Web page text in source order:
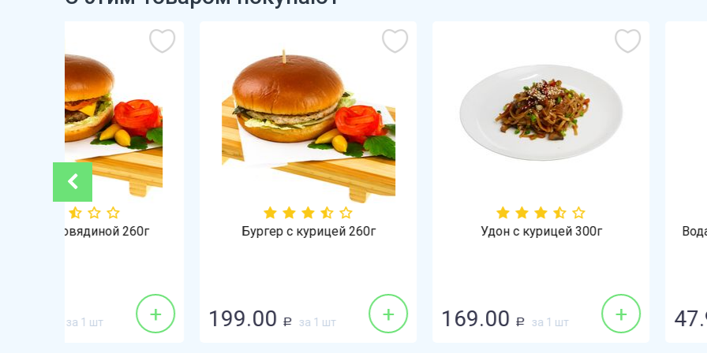
Бургер с курицей 260г
199.00 Р за 1 шт +
Удон с курицей 300г
169.00 Р за 1 шт +
Вода Кувака 1,5л
47.90 за 1 шт